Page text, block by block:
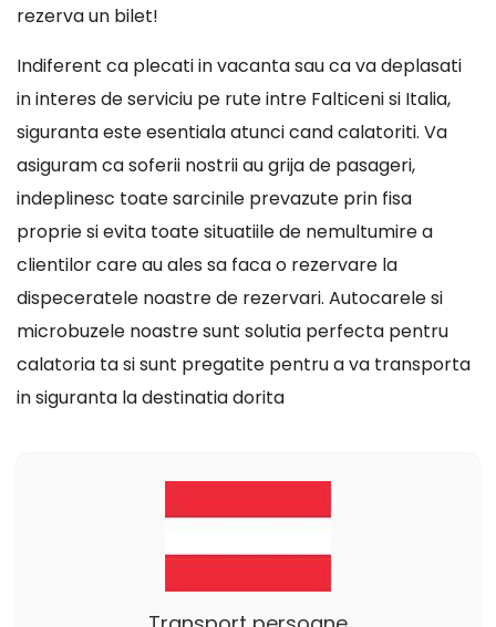
rezerva un bilet!
Indiferent ca plecati in vacanta sau ca va deplasati
in interes de serviciu pe rute intre Falticeni si Italia,
siguranta este esentiala atunci cand calatoriti. Va
asiguram ca soferii nostrii au grija de pasageri,
indeplinesc toate sarcinile prevazute prin fisa
proprie si evita toate situatiile de nemultumire a
clientilor care au ales sa faca o rezervare la
dispeceratele noastre de rezervari. Autocarele si
microbuzele noastre sunt solutia perfecta pentru
calatoria ta si sunt pregatite pentru a va transporta
in siguranta la destinatia dorita